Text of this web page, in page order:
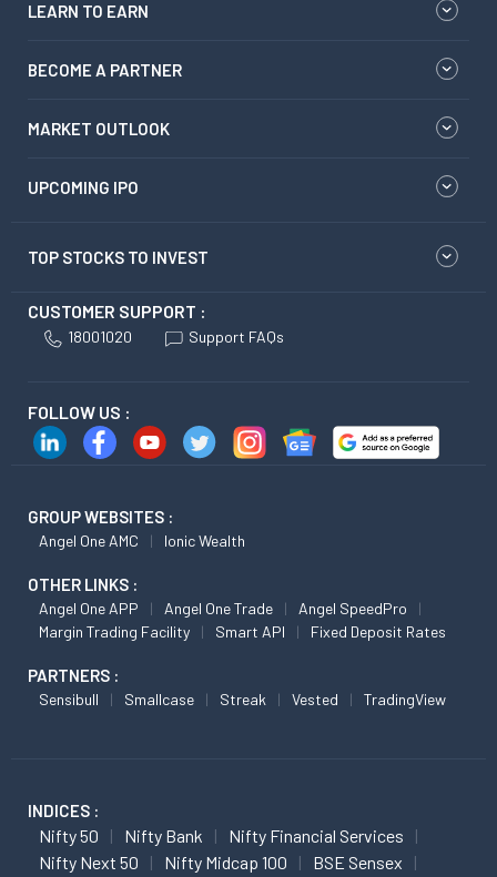
LEARN TO EARN
BECOME A PARTNER
MARKET OUTLOOK
UPCOMING IPO
TOP STOCKS TO INVEST
CUSTOMER SUPPORT :
18001020 Support FAQs
FOLLOW US :
GROUP WEBSITES :
Angel One AMC Ionic Wealth
OTHER LINKS :
Angel One APP Angel One Trade
Angel SpeedPro
Margin Trading Facility
Smart API Fixed Deposit Rates
PARTNERS :
Sensibull Smallcase Streak Vested TradingView
INDICES :
Nifty 50 Nifty Bank
Nifty Financial Services
Nifty Next 50
Nifty Midcap 100
BSE Sensex